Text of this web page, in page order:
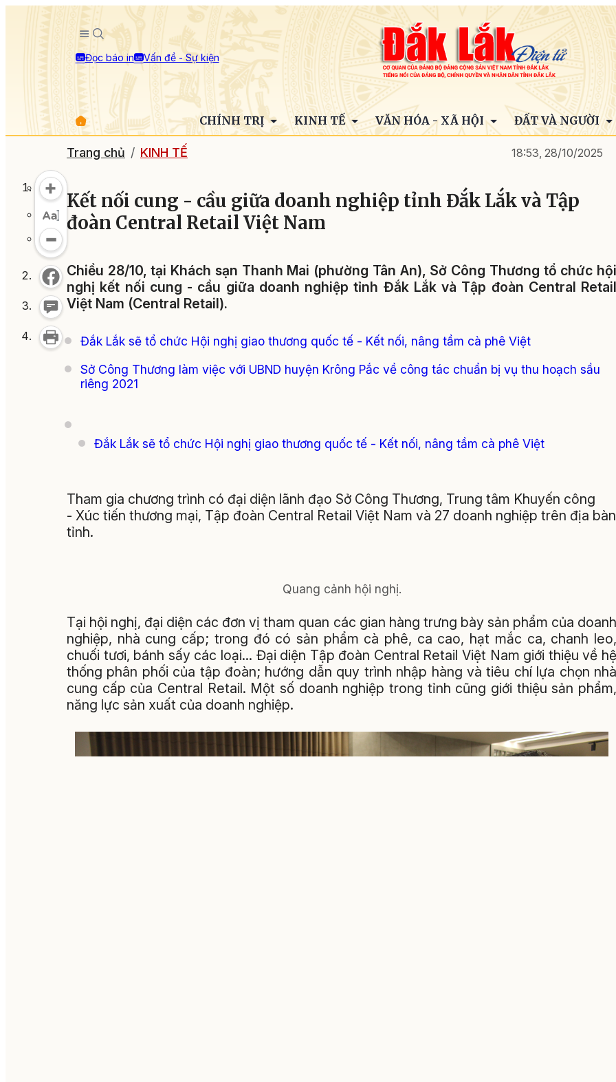
Đọc báo in Vấn đề - Sự kiện
CHÍNH TRỊ KINH TẾ VĂN HÓA - XÃ HỘI ĐẤT VÀ NGƯỜI
Trang chủ KINH TẾ 18:53, 28/10/2025
Kết nối cung - cầu giữa doanh nghiệp tỉnh Đắk Lắk và Tập
đoàn Central Retail Việt Nam
Chiều 28/10, tại Khách sạn Thanh Mai (phường Tân An), Sở Công Thương tổ chức hội
nghị kết nối cung - cầu giữa doanh nghiệp tỉnh Đắk Lắk và Tập đoàn Central Retail
Việt Nam (Central Retail).
Đắk Lắk sẽ tổ chức Hội nghị giao thương quốc tế - Kết nối, nâng tầm cà phê Việt
Sở Công Thương làm việc với UBND huyện Krông Pắc về công tác chuẩn bị vụ thu hoạch sầu
riêng 2021
Đắk Lắk sẽ tổ chức Hội nghị giao thương quốc tế - Kết nối, nâng tầm cà phê Việt
Tham gia chương trình có đại diện lãnh đạo Sở Công Thương, Trung tâm Khuyến công
- Xúc tiến thương mại, Tập đoàn Central Retail Việt Nam và 27 doanh nghiệp trên địa bàn
tỉnh.
Quang cảnh hội nghị.
Tại hội nghị, đại diện các đơn vị tham quan các gian hàng trưng bày sản phẩm của doanh
nghiệp, nhà cung cấp; trong đó có sản phẩm cà phê, ca cao, hạt mắc ca, chanh leo,
chuối tươi, bánh sấy các loại... Đại diện Tập đoàn Central Retail Việt Nam giới thiệu về hệ
thống phân phối của tập đoàn; hướng dẫn quy trình nhập hàng và tiêu chí lựa chọn nhà
cung cấp của Central Retail. Một số doanh nghiệp trong tỉnh cũng giới thiệu sản phẩm,
năng lực sản xuất của doanh nghiệp.